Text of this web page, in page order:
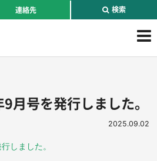
連絡先 検索
月号を発行しました。
2025.09.02
しました。